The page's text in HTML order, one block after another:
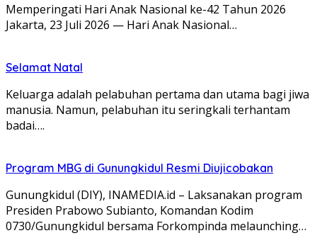
Memperingati Hari Anak Nasional ke-42 Tahun 2026
Jakarta, 23 Juli 2026 — Hari Anak Nasional…
Selamat Natal
Keluarga adalah pelabuhan pertama dan utama bagi jiwa
manusia. Namun, pelabuhan itu seringkali terhantam
badai….
Program MBG di Gunungkidul Resmi Diujicobakan
Gunungkidul (DIY), INAMEDIA.id – Laksanakan program
Presiden Prabowo Subianto, Komandan Kodim
0730/Gunungkidul bersama Forkompinda melaunching…